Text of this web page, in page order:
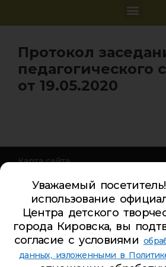
Протокол
педагогического
от 19.05.2020
Карта сайта
Гостевая книга
Турбаза ЦДТ «ХИБИНЫ»
Телефон Ленина 5:5-44-85
Телефон Ленина 9а:4-84-99
Уважаемый
использование
Центра детского
города Кировска, вы
согласие с условиями
данных, изложенными в